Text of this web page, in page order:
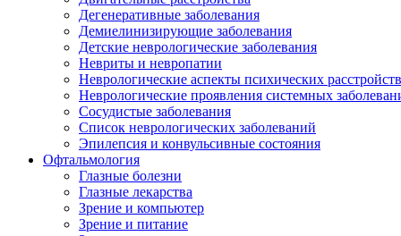
Дегенеративные заболевания
Демиелинизирующие заболевания
Детские неврологические заболевания
Невриты и невропатии
Неврологические аспекты психических расстройств
Неврологические проявления системных
Сосудистые заболевания
Список неврологических заболеваний
Эпилепсия и конвульсивные состояния
Офтальмология
Глазные болезни
Глазные лекарства
Зрение и компьютер
Зрение и питание